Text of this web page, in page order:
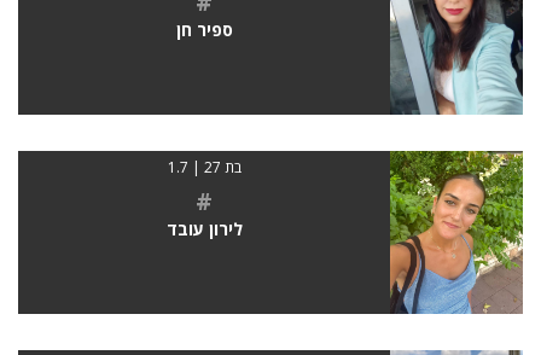
ספיר חן
בת 27 | 1.7
#
לירון עובד